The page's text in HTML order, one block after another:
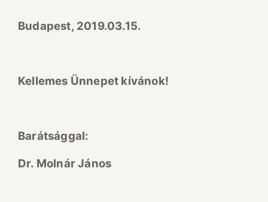
Budapest, 2019.03.15.
Kellemes Ünnepet kívánok!
Barátsággal:
Dr. Molnár János